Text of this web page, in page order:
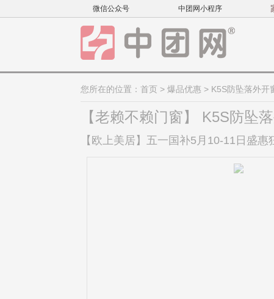
微信公众号 中团网小程序
您所在的位置： 首页 > 爆品优惠 > K5S防坠落外开
【老赖不赖门窗】 K5S防坠
【欧上美居】五一国补5月10-11日盛